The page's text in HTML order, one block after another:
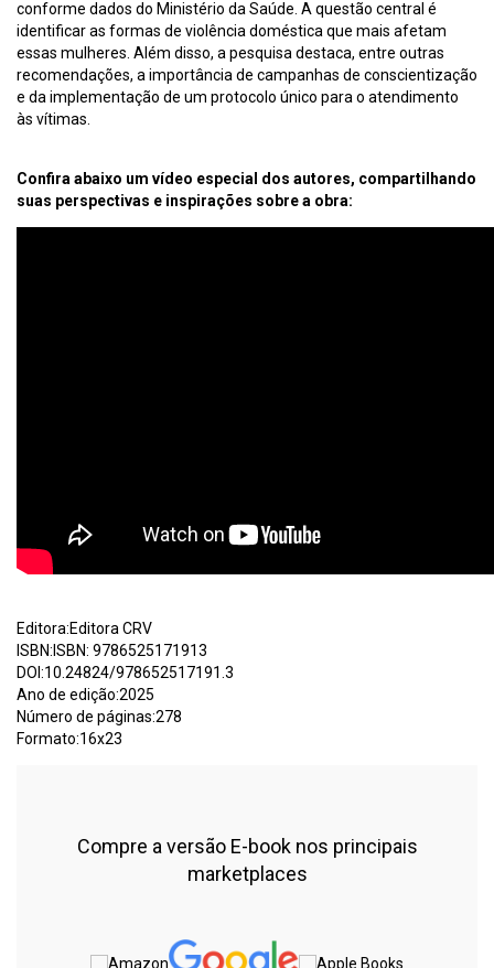
conforme dados do Ministério da Saúde. A questão central é
identificar as formas de violência doméstica que mais afetam
essas mulheres. Além disso, a pesquisa destaca, entre outras
recomendações, a importância de campanhas de conscientização
e da implementação de um protocolo único para o atendimento
às vítimas.
Confira abaixo um vídeo especial dos autores, compartilhando
suas perspectivas e inspirações sobre a obra:
Editora:Editora CRV
ISBN:ISBN: 9786525171913
DOI:10.24824/978652517191.3
Ano de edição:2025
Número de páginas:278
Formato:16x23
Compre a versão E-book nos principais
marketplaces